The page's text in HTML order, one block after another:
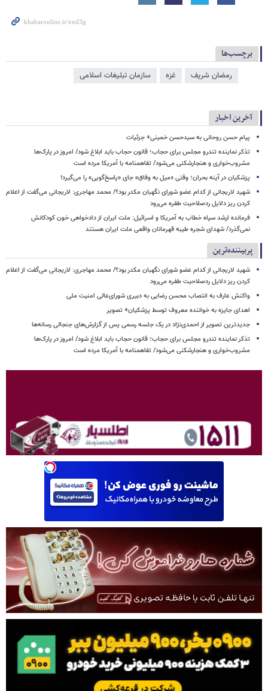
برچسب‌ها
رمضان شریف غزه سازمان تبلیغات اسلامی
آخرین اخبار
پیام حسن روحانی به سیدحسن خمینی+ جزئیات
تذکر نماینده تندرو مجلس برای حجاب؛ قانون حجاب باید ابلاغ شود/ امروز در پارک‌ها
مشروب‌خواری و هنجارشکنی می‌شود/ تفاهمنامه با آمریکا مرده است
پزشکیان در آینه بحران؛ وقتی «میل به وفاق» جای «پاسخ‌گویی» را می‌گیرد!
شهید لاریجانی از کدام عضو شورای نگهبان مکدر بود؟/ محمد مهاجری: لاریجانی می‌گفت از اعلام
کردن ریز دلایل ردصلاحیت طفره می‌رود
فرمانده ارشد سپاه خطاب به آمریکا و اسرائیل: ملت ایران از دادخواهی خون کودکانش
نمی‌گذرد/ شهدای شجره طیبه قهرمانان واقعی ملت ایران هستند
پربیننده‌ترین
شهید لاریجانی از کدام عضو شورای نگهبان مکدر بود؟/ محمد مهاجری: لاریجانی می‌گفت از اعلام
کردن ریز دلایل ردصلاحیت طفره می‌رود
واکنش عارف به انتصاب محسن رضایی به دبیری شورای‌عالی امنیت ملی
اهدای جایزه به خواننده معروف توسط پزشکیان+ تصویر
جدیدترین تصویر از احمدی‌نژاد در یک جلسه رسمی پس از گزارش‌های جنجالی رسانه‌ها
تذکر نماینده تندرو مجلس برای حجاب؛ قانون حجاب باید ابلاغ شود/ امروز در پارک‌ها
مشروب‌خواری و هنجارشکنی می‌شود/ تفاهمنامه با آمریکا مرده است